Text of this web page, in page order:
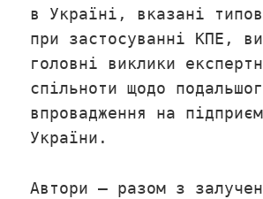
в Україні, вказані
при застосуванні КПЕ,
головні виклики
спільноти щодо
впровадження на
України.
Автори – разом з